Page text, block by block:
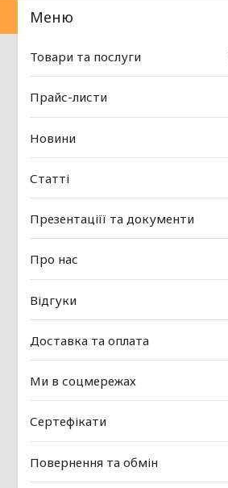
Товари та послуги
Прайс-листи
Новини
Статті
Презентаціїї та документи
Про нас
Відгуки
Доставка та оплата
Ми в соцмережах
Сертефікати
Повернення та обмін